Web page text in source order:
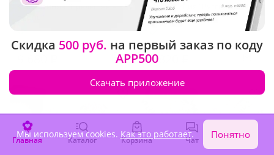
Композиция "Прелестные
Композиция "Русский
балет"
2 820 ₽
Новинка Крупный бутон
Главная Каталог Корзина Чат Войти
Скидка 500 руб. на первый заказ по коду
APP500
Скачать приложение
Мы используем cookies. Как это работает. Понятно